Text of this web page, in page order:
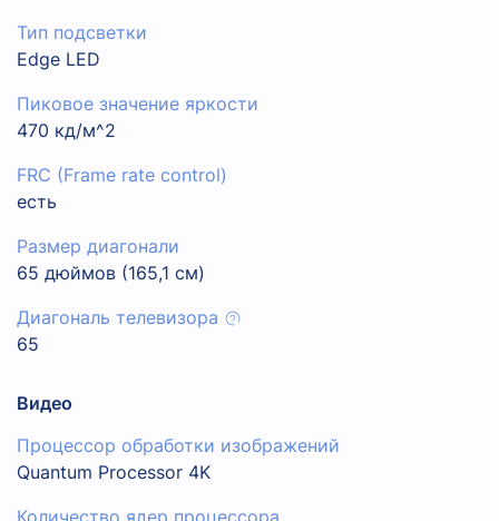
Тип подсветки
Edge LED
Пиковое значение яркости
470 кд/м^2
FRC (Frame rate control)
есть
Размер диагонали
65 дюймов (165,1 см)
Диагональ телевизора
65
Видео
Процессор обработки изображений
Quantum Processor 4K
Количество ядер процессора